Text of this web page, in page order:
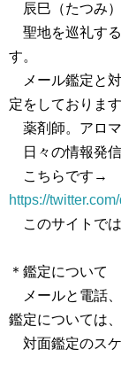
辰巳（たつみ）
聖地を巡礼する
す。
メール鑑定と
定をしております
薬剤師。アロマ
日々の情報発信
こちらです→
https://
このサイトでは
＊鑑定について
メールと電話、
鑑定については、
対面鑑定のスケ